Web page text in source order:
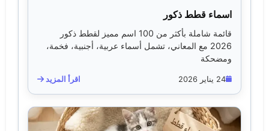
اسماء قطط ذكور
قائمة شاملة بأكثر من 100 اسم مميز لقطط ذكور
2026 مع المعاني، تشمل أسماء عربية، أجنبية، فخمة،
ومضحكة
24 يناير 2026 اقرأ المزيد